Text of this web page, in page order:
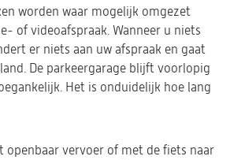
worden waar mogelijk omgezet
of videoafspraak. Wanneer u niets
er niets aan uw afspraak en gaat
De parkeergarage blijft voorlopig
Het is onduidelijk hoe lang
openbaar vervoer of met de fiets naar